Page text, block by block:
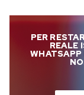
PER
REALE
WHATSAPP